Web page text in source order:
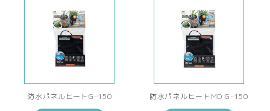
防水パネルヒートG-150 防水パネルヒートMD G-150